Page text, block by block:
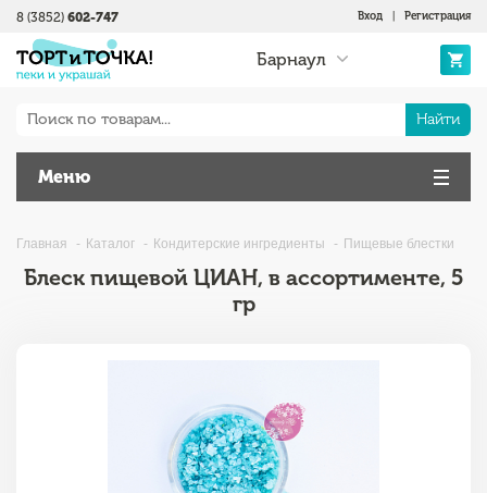
Вход Регистрация
Барнаул
8 (3852) 602-747
Найти
Меню
Главная Каталог Кондитерские ингредиенты Пищевые блестки
Блеск пищевой ЦИАН, в ассортименте, 5
гр